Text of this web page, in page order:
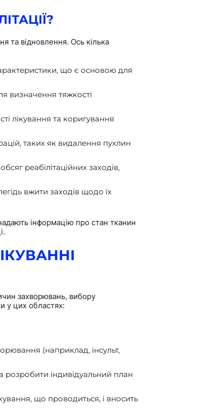
та відновлення. Ось кілька
що є основою для
визначення тяжкості
лікування та коригування
таких як видалення пухлин
реабілітаційних заходів,
вжити заходів щодо їх
інформацію про стан тканин
захворювань, вибору
у цих областях:
(наприклад, інсульт,
розробити індивідуальний план
що проводиться, і вносить